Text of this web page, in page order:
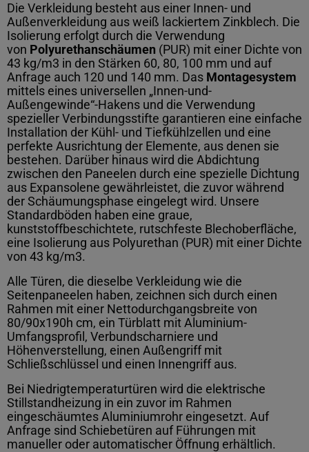
Die Verkleidung besteht aus einer Innen- und
Außenverkleidung aus weiß lackiertem Zinkblech. Die
Isolierung erfolgt durch die Verwendung
von Polyurethanschäumen (PUR) mit einer Dichte von
43 kg/m3 in den Stärken 60, 80, 100 mm und auf
Anfrage auch 120 und 140 mm. Das Montagesystem
mittels eines universellen „Innen-und-
Außengewinde“-Hakens und die Verwendung
spezieller Verbindungsstifte garantieren eine einfache
Installation der Kühl- und Tiefkühlzellen und eine
perfekte Ausrichtung der Elemente, aus denen sie
bestehen. Darüber hinaus wird die Abdichtung
zwischen den Paneelen durch eine spezielle Dichtung
aus Expansolene gewährleistet, die zuvor während
der Schäumungsphase eingelegt wird. Unsere
Standardböden haben eine graue,
kunststoffbeschichtete, rutschfeste Blechoberfläche,
eine Isolierung aus Polyurethan (PUR) mit einer Dichte
von 43 kg/m3.
Alle Türen, die dieselbe Verkleidung wie die
Seitenpaneelen haben, zeichnen sich durch einen
Rahmen mit einer Nettodurchgangsbreite von
80/90x190h cm, ein Türblatt mit Aluminium-
Umfangsprofil, Verbundscharniere und
Höhenverstellung, einen Außengriff mit
Schließschlüssel und einen Innengriff aus.
Bei Niedrigtemperaturtüren wird die elektrische
Stillstandheizung in ein zuvor im Rahmen
eingeschäumtes Aluminiumrohr eingesetzt. Auf
Anfrage sind Schiebetüren auf Führungen mit
manueller oder automatischer Öffnung erhältlich.